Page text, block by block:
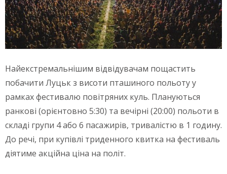
Найекстремальнішим відвідувачам пощастить
побачити Луцьк з висоти пташиного польоту у
рамках фестивалю повітряних куль. Плануються
ранкові (орієнтовно 5:30) та вечірні (20:00) польоти в
складі групи 4 або 6 пасажирів, тривалістю в 1 годину.
До речі, при купівлі триденного квитка на фестиваль
діятиме акційна ціна на політ.